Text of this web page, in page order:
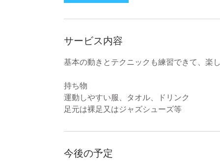
払
サービス内容
基本の動きとテクニックも練習できて、楽
持ち物
運動しやすい服、タオル、ドリンク
足元は裸足又はジャズシューズ等
今後の予定